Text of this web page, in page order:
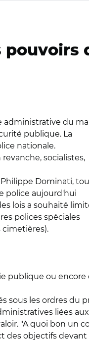
pouvoirs
administrative du
publique. La
nationale.
socialistes,
Dominati,
police aujourd'hui
lois a souhaité
polices spéciales
cimetières).
publique ou encore
sous les ordres du
liées aux
"A quoi bon un
des objectifs devant